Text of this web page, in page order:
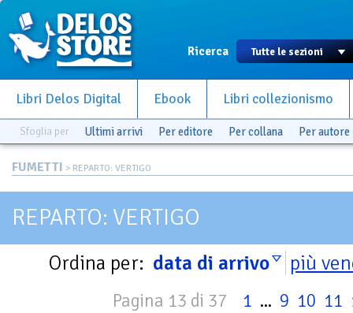
Ricerca
Libri Delos Digital Ebook Libri collezionismo
Sfoglia per Ultimi arrivi Per editore Per collana Per autore
FUMETTI > REPARTO: VERTIGO
REPARTO: VERTIGO
Ordina per: data di arrivo più
Pagina 13 di 37 1 ... 9 10 11